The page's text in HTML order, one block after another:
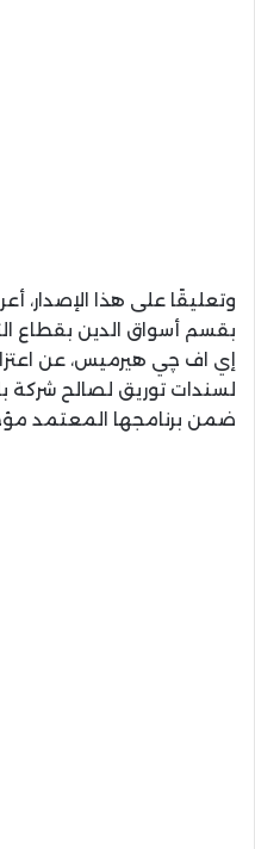
وتعليقًا على هذا الإصدار،
بقسم أسواق الدين بقطاع
إي اف چي هيرميس، عن
لسندات توريق لصالح شركة
ضمن برنامجها المعتمد مؤخرًا بقيمة